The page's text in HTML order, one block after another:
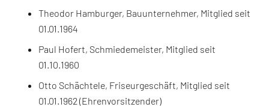
Theodor Hamburger, Bauunternehmer, Mitglied seit
01.01.1964
Paul Hofert, Schmiedemeister, Mitglied seit
01.10.1960
Otto Schächtele, Friseurgeschäft, Mitglied seit
01.01.1962 (Ehrenvorsitzender)